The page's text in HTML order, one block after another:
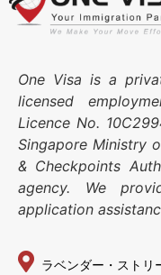
One Visa is a
licensed
Licence No.
Singapore Ministry
& Checkpoints
agency. We
application
ラベンダー・ストリ